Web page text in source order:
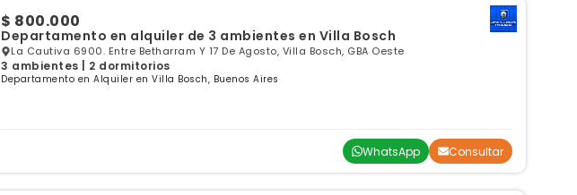
$ 800.000
Departamento en alquiler de 3 ambientes en Villa Bosch
La Cautiva 6900. Entre Betharram Y 17 De Agosto, Villa Bosch, GBA Oeste
3 ambientes | 2 dormitorios
Departamento en Alquiler en Villa Bosch, Buenos Aires
WhatsApp Consultar